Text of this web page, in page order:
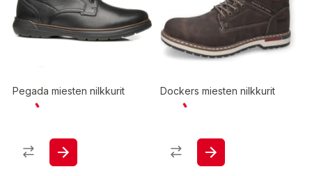
Pegada miesten nilkkurit Dockers miesten nilkkurit